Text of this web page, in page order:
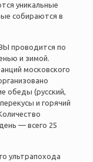
уникальные
собираются в
проводится по
и зимой.
московского
обеды (русский,
и горячий
— всего 25
ультрапохода